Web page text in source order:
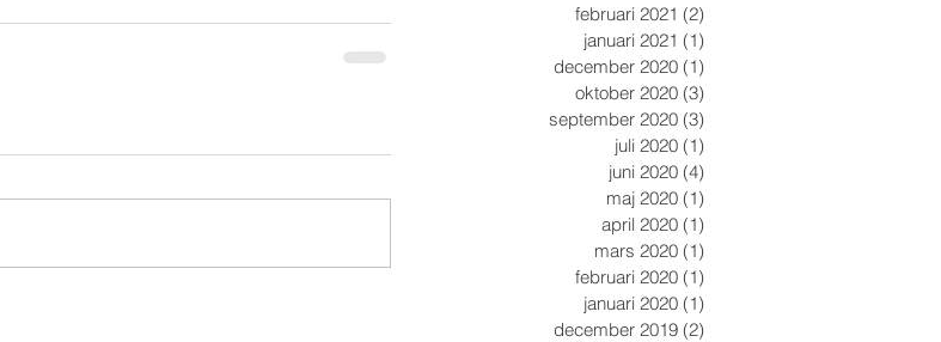
februari 2021 (2)
januari 2021 (1)
december 2020 (1)
oktober 2020 (3)
september 2020 (3)
juli 2020 (1)
juni 2020 (4)
maj 2020 (1)
april 2020 (1)
mars 2020 (1)
februari 2020 (1)
januari 2020 (1)
december 2019 (2)